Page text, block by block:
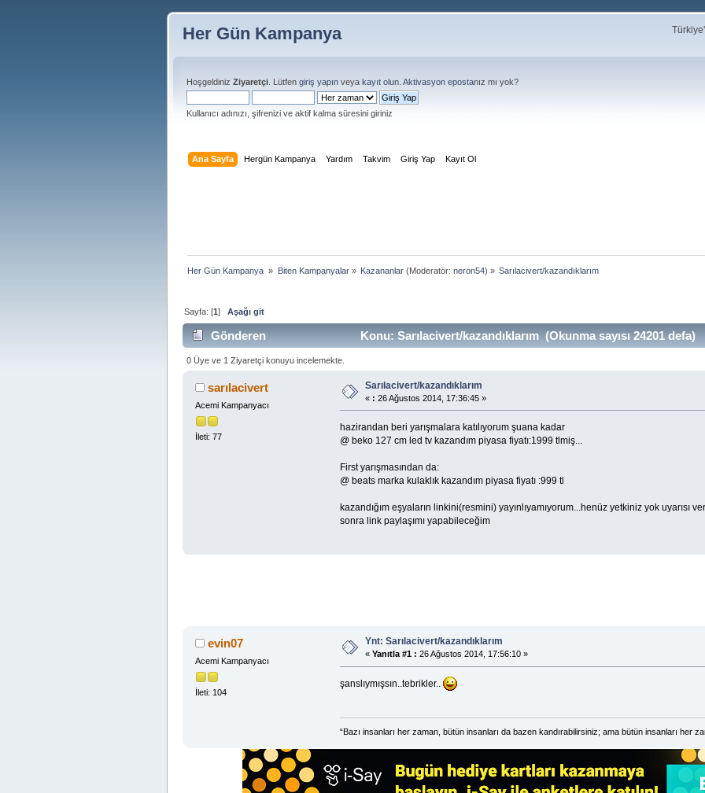
Her Gün Kampanya
Hoşgeldiniz Ziyaretçi . Lütfen giriş yapın veya kayıt olun Aktivasyon epostanız mı yok?
Kullanıcı adınızı, şifrenizi ve aktif kalma süresini giriniz
Ana Sayfa Hergün Kampanya Yardım Takvim Giriş Yap Kayıt Ol
Her Gün Kampanya » Biten Kampanyalar» Kazananlar(Moderatör: neron54) » Sarılacivert/kazandıklarım
Sayfa: [1]Aşağı git
Gönderen Konu: Sarılacivert/kazandıklarım (Okunma sayısı 24201 defa)
0 Üye ve 1 Ziyaretçi konuyu incelemekte.
sarılacivert
Acemi Kampanyacı
İleti: 77
Sarılacivert/kazandıklarım
« : 26 Ağustos 2014, 17:36:45 »
hazirandan beri yarışmalara katılıyorum şuana kadar
@ beko 127 cm led tv kazandım piyasa fiyatı:1999 tlmiş...
First yarışmasından da:
@ beats marka kulaklık kazandım piyasa fiyatı :999 tl
kazandığım eşyaların linkini(resmini) yayınlıyamıyorum...henüz yetkiniz yok uyarısı
sonra link paylaşımı yapabileceğim
evin07
Acemi Kampanyacı
İleti: 104
Ynt: Sarılacivert/kazandıklarım
« Yanıtla #1 : 26 Ağustos 2014, 17:56:10 »
şanslıymışsın..tebrikler..
“Bazı insanları her zaman, bütün insanları da bazen kandırabilirsiniz; ama bütün insanları her